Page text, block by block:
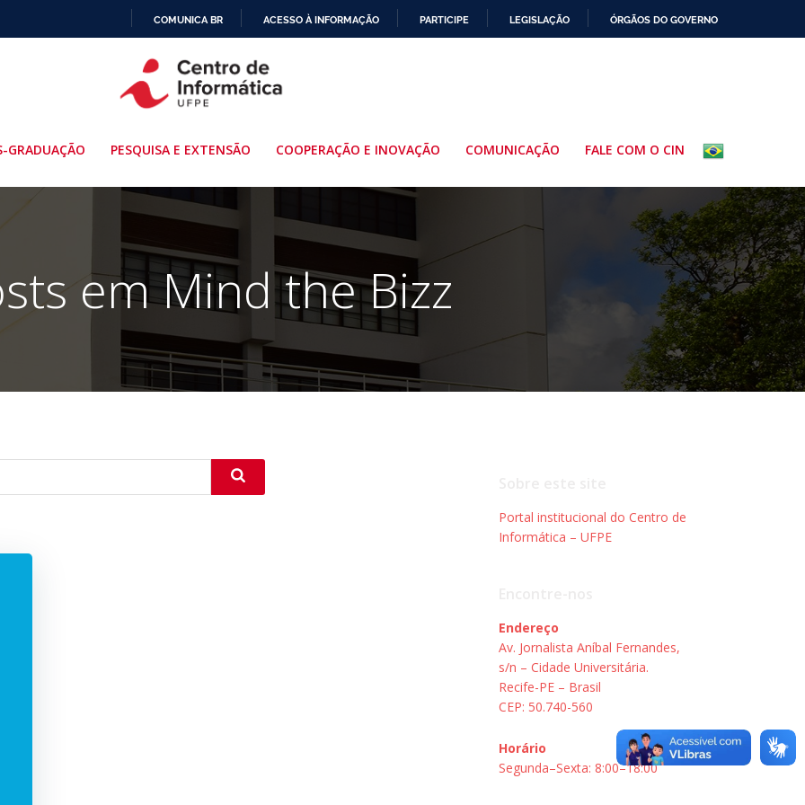
PARA
O
COMUNICA BR ACESSO À INFORMAÇÃO PARTICIPE LEGISLAÇÃO ÓRGÃOS DO GOVERNO
GRADUAÇÃO PESQUISA E EXTENSÃO COOPERAÇÃO E INOVAÇÃO COMUNICAÇÃO FALE COM O CIN
em Mind the Bizz
Portal institucional do Centro de
Informática – UFPE
Endereço
Av. Jornalista Aníbal Fernandes,
s/n – Cidade Universitária.
Recife-PE – Brasil
CEP: 50.740-560
Horário
Segunda–Sexta: 8:00–18:00